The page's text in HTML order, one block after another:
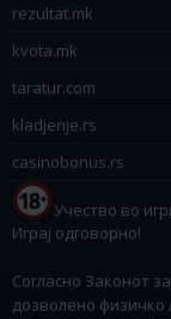
rezultat.mk
kvota.mk
taratur.com
kladjenje.rs
casinobonus.rs
Учество во
Играј одговорно!
Согласно Законот
дозволено физичко